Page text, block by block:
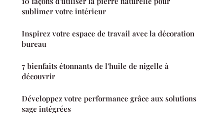
sublimer votre intérieur
Inspirez votre espace de travail avec la décoration
bureau
7 bienfaits étonnants de l'huile de nigelle à
découvrir
Développez votre performance grâce aux solutions
sage intégrées